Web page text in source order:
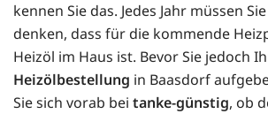
kennen Sie das. Jedes Jahr müssen
denken, dass für die kommende
Heizöl im Haus ist. Bevor Sie jedoch
Heizölbestellung in Baasdorf
Sie sich vorab bei tanke-günstig, ob